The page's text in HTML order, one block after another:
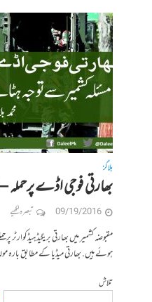
بلاگز
بھارتی فوجی اڈے پرحملہ
09/19/2016 تبصرہ لکھیے
ہوئے ہیں. بھارتی میڈیا کے مطابق بارہ مولہ
تلاش